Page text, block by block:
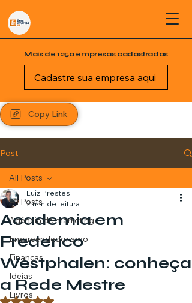
Mais de 1250 empresas cadastradas
Cadastre sua empresa aqui
Copy Link
Post
All Posts
Agência de marketing
Empreendedorismo
Finanças
Ideias
Livros
All Posts
Academia em
Frederico
Westphalen: conheça
a Rede Mestre
Luiz Prestes
7 min de leitura
Avaliado com NaN de 5 estrelas.